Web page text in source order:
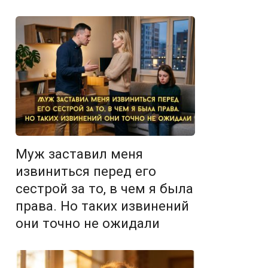
Муж заставил меня
извиниться перед его
сестрой за то, в чем я была
права. Но таких извинений
они точно не ожидали